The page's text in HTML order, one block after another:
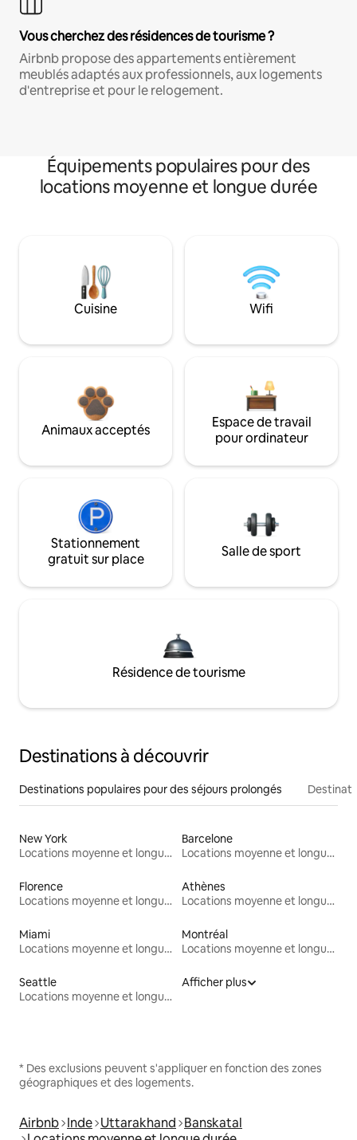
Vous cherchez des résidences de tourisme ?
Airbnb propose des appartements entièrement
meublés adaptés aux professionnels, aux logements
d'entreprise et pour le relogement.
Équipements populaires pour des
locations moyenne et longue durée
Cuisine Wifi
Animaux acceptés
Espace de travail
pour ordinateur
Stationnement
gratuit sur place
Salle de sport
Résidence de tourisme
Destinations à découvrir
Destinations populaires pour des séjours prolongés
New York
Locations moyenne et longue durée
Barcelone
Locations moyenne et longue durée
Florence
Locations moyenne et longue durée
Athènes
Locations moyenne et longue durée
Miami
Locations moyenne et longue durée
Montréal
Locations moyenne et longue durée
Seattle
Locations moyenne et longue durée
Afficher plus
* Des exclusions peuvent s'appliquer en fonction des zones
géographiques et des logements.
Airbnb Inde Uttarakhand Banskatal